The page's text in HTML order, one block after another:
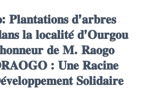
𝐝’𝐚𝐫𝐛𝐫𝐞𝐬
𝐥𝐚 𝐥𝐨𝐜𝐚𝐥𝐢𝐭𝐞́ 𝐝’𝐎𝐮𝐫𝐠𝐨𝐮
𝐝𝐞 𝐌. 𝐑𝐚𝐨𝐠𝐨
: 𝐔𝐧𝐞 𝐑𝐚𝐜𝐢𝐧𝐞
𝐒𝐨𝐥𝐢𝐝𝐚𝐢𝐫𝐞